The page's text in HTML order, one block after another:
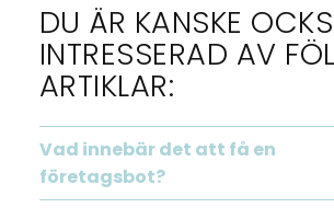
DU ÄR KANSKE
INTRESSERAD AV
ARTIKLAR:
Vad innebär det att få en
företagsbot?